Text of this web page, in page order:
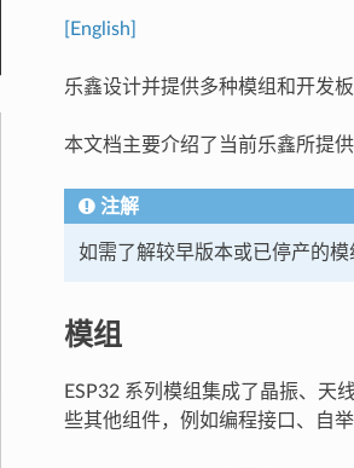
[English]
乐鑫设计并提供多种模组和开发
本文档主要介绍了当前乐鑫所提
注解
如需了解较早版本或已停产的
模组
ESP32 系列模组集成了晶振、天
些其他组件，例如编程接口、自